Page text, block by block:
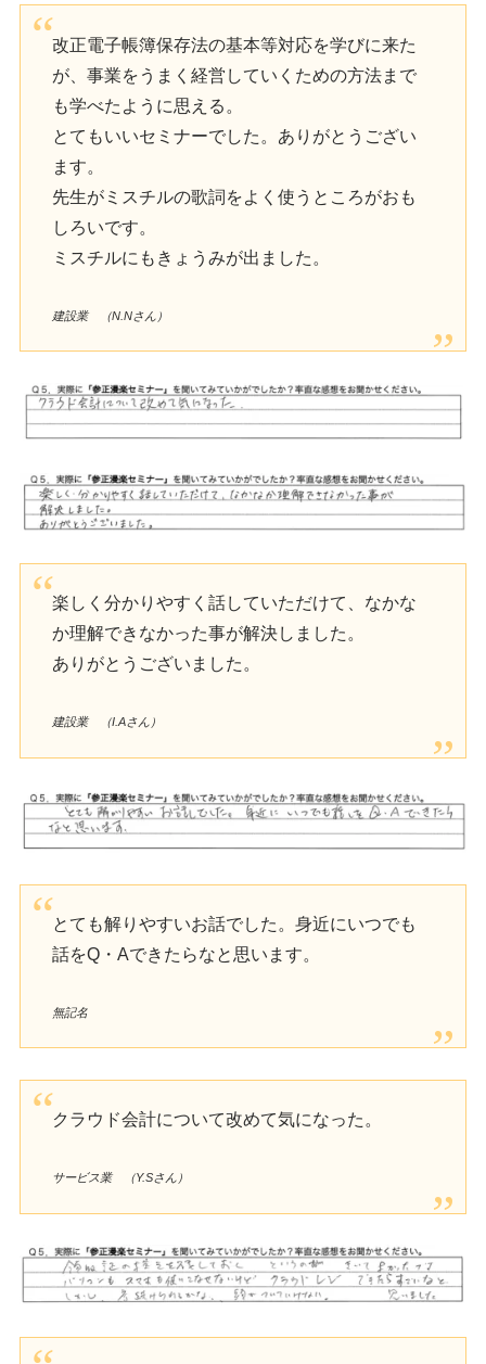
改正電子帳簿保存法の基本等対応を学びに来た
が、事業をうまく経営していくための方法まで
も学べたように思える。
とてもいいセミナーでした。ありがとうござい
ます。
先生がミスチルの歌詞をよく使うところがおも
しろいです。
ミスチルにもきょうみが出ました。
建設業 （N.Nさん）
楽しく分かりやすく話していただけて、なかな
か理解できなかった事が解決しました。
ありがとうございました。
建設業 （I.Aさん）
とても解りやすいお話でした。身近にいつでも
話をQ・Aできたらなと思います。
無記名
クラウド会計について改めて気になった。
サービス業 （Y.Sさん）